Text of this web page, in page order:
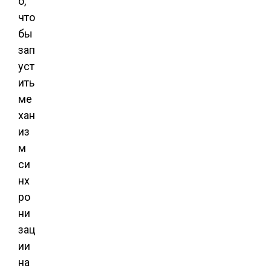
что
бы
зап
уст
ить
ме
хан
из
м
си
нх
ро
ни
зац
ии
на